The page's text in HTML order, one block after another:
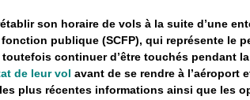
son horaire de vols à la suite d’une
publique (SCFP), qui représente le
continuer d’être touchés pendant
de leur vol avant de se rendre à l’aéroport
plus récentes informations ainsi que les